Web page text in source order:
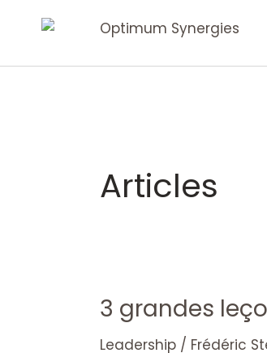
Articles
3 grandes
Leadership / Frédéric
3
grandes
leçons